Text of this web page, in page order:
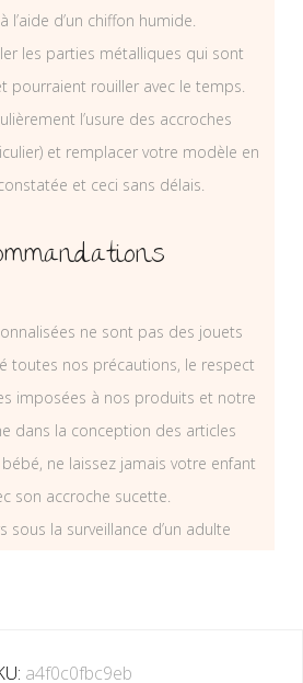
l’aide d’un chiffon humide.
les parties métalliques qui sont
pourraient rouiller avec le temps.
l’usure des accroches
et remplacer votre modèle en
et ceci sans délais.
ne sont pas des jouets
toutes nos précautions, le respect
imposées à nos produits et notre
dans la conception des articles
ne laissez jamais votre enfant
son accroche sucette.
sous la surveillance d’un adulte
a4f0c0fbc9eb